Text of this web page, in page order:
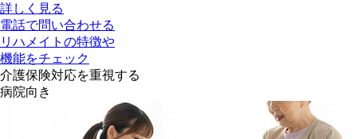
詳しく見る
電話で問い合わせる
リハメイトの特徴や
機能をチェック
介護保険対応を重視する
病院向き